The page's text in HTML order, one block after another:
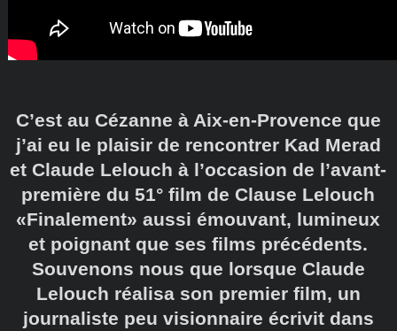
C’est au Cézanne à Aix-en-Provence que
j’ai eu le plaisir de rencontrer Kad Merad
et Claude Lelouch à l’occasion de l’avant-
première du 51° film de Clause Lelouch
«Finalement» aussi émouvant, lumineux
et poignant que ses films précédents.
Souvenons nous que lorsque Claude
Lelouch réalisa son premier film, un
journaliste peu visionnaire écrivit dans